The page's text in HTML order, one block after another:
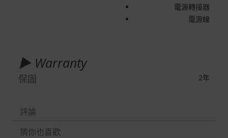
電源轉接器
電源線
▶ Warranty
保固 2年
評論
猜你也喜歡